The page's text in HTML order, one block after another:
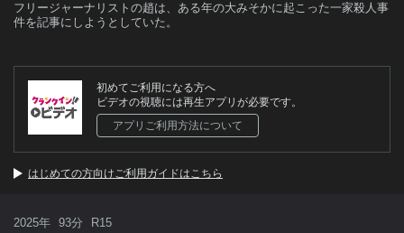
フリージャーナリストの趙は、ある年の大みそかに起こった一家殺人事
件を記事にしようとしていた。
初めてご利用になる方へ
ビデオの視聴には再生アプリが必要です。
アプリご利用方法について
はじめての方向けご利用ガイドはこちら
2025年 93分 R15